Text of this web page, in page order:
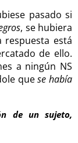
pasado si
, se hubiera
respuesta está
de ello.
a ningún NS
quese había
de un sujeto,